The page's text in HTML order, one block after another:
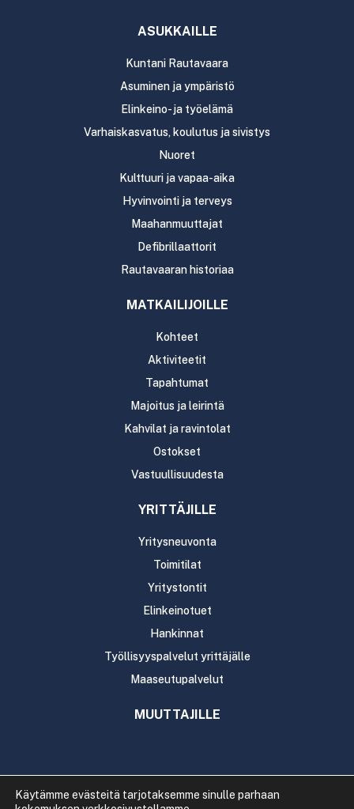
ASUKKAILLE
Kuntani Rautavaara
Asuminen ja ympäristö
Elinkeino- ja työelämä
Varhaiskasvatus, koulutus ja sivistys
Nuoret
Kulttuuri ja vapaa-aika
Hyvinvointi ja terveys
Maahanmuuttajat
Defibrillaattorit
Rautavaaran historiaa
MATKAILIJOILLE
Kohteet
Aktiviteetit
Tapahtumat
Majoitus ja leirintä
Kahvilat ja ravintolat
Ostokset
Vastuullisuudesta
YRITTÄJILLE
Yritysneuvonta
Toimitilat
Yritystontit
Elinkeinotuet
Hankinnat
Työllisyyspalvelut yrittäjälle
Maaseutupalvelut
MUUTTAJILLE
Käytämme evästeitä tarjotaksemme sinulle parhaan